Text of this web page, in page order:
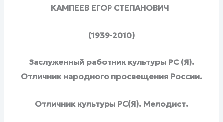
КАМПЕЕВ ЕГОР СТЕПАНОВИЧ
(1939-2010)
Заслуженный работник культуры РС (Я).
Отличник народного просвещения России.
Отличник культуры РС(Я). Мелодист.